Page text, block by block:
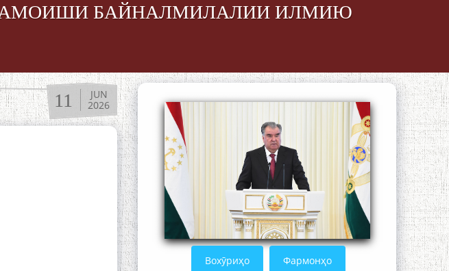
БАЙНАЛМИЛАЛИИ ИЛМИЮ
11
JUN
2026
Вохӯриҳо Фармонҳо
Устод Мумин Қаноат (Ustod Mumin
Qanoat) and Master Mehryar
Mehrafarin about the conflict of the
name of the Persian Gulf
Сайри Дарвоз бо Мӯъмин Қаноат:
Чанор ҳам "гап" мезанад